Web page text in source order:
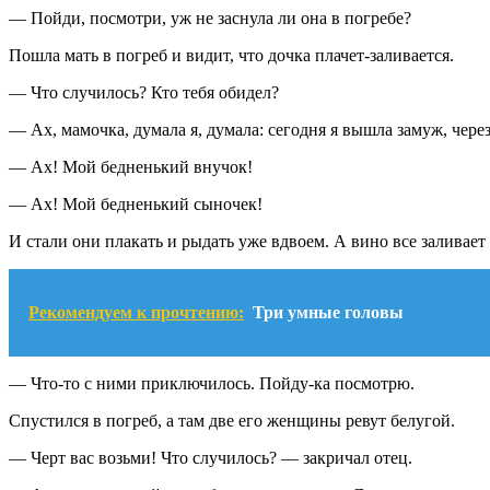
— Пойди, посмотри, уж не заснула ли она в погребе?
Пошла мать в погреб и видит, что дочка плачет-заливается.
— Что случилось? Кто тебя обидел?
— Ах, мамочка, думала я, думала: сегодня я вышла замуж,
— Ах! Мой бедненький внучок!
— Ах! Мой бедненький сыночек!
И стали они плакать и рыдать уже вдвоем. А вино все
Рекомендуем к прочтению: Три умные головы
— Что-то с ними приключилось. Пойду-ка посмотрю.
Спустился в погреб, а там две его женщины ревут белугой.
— Черт вас возьми! Что случилось? — закричал отец.